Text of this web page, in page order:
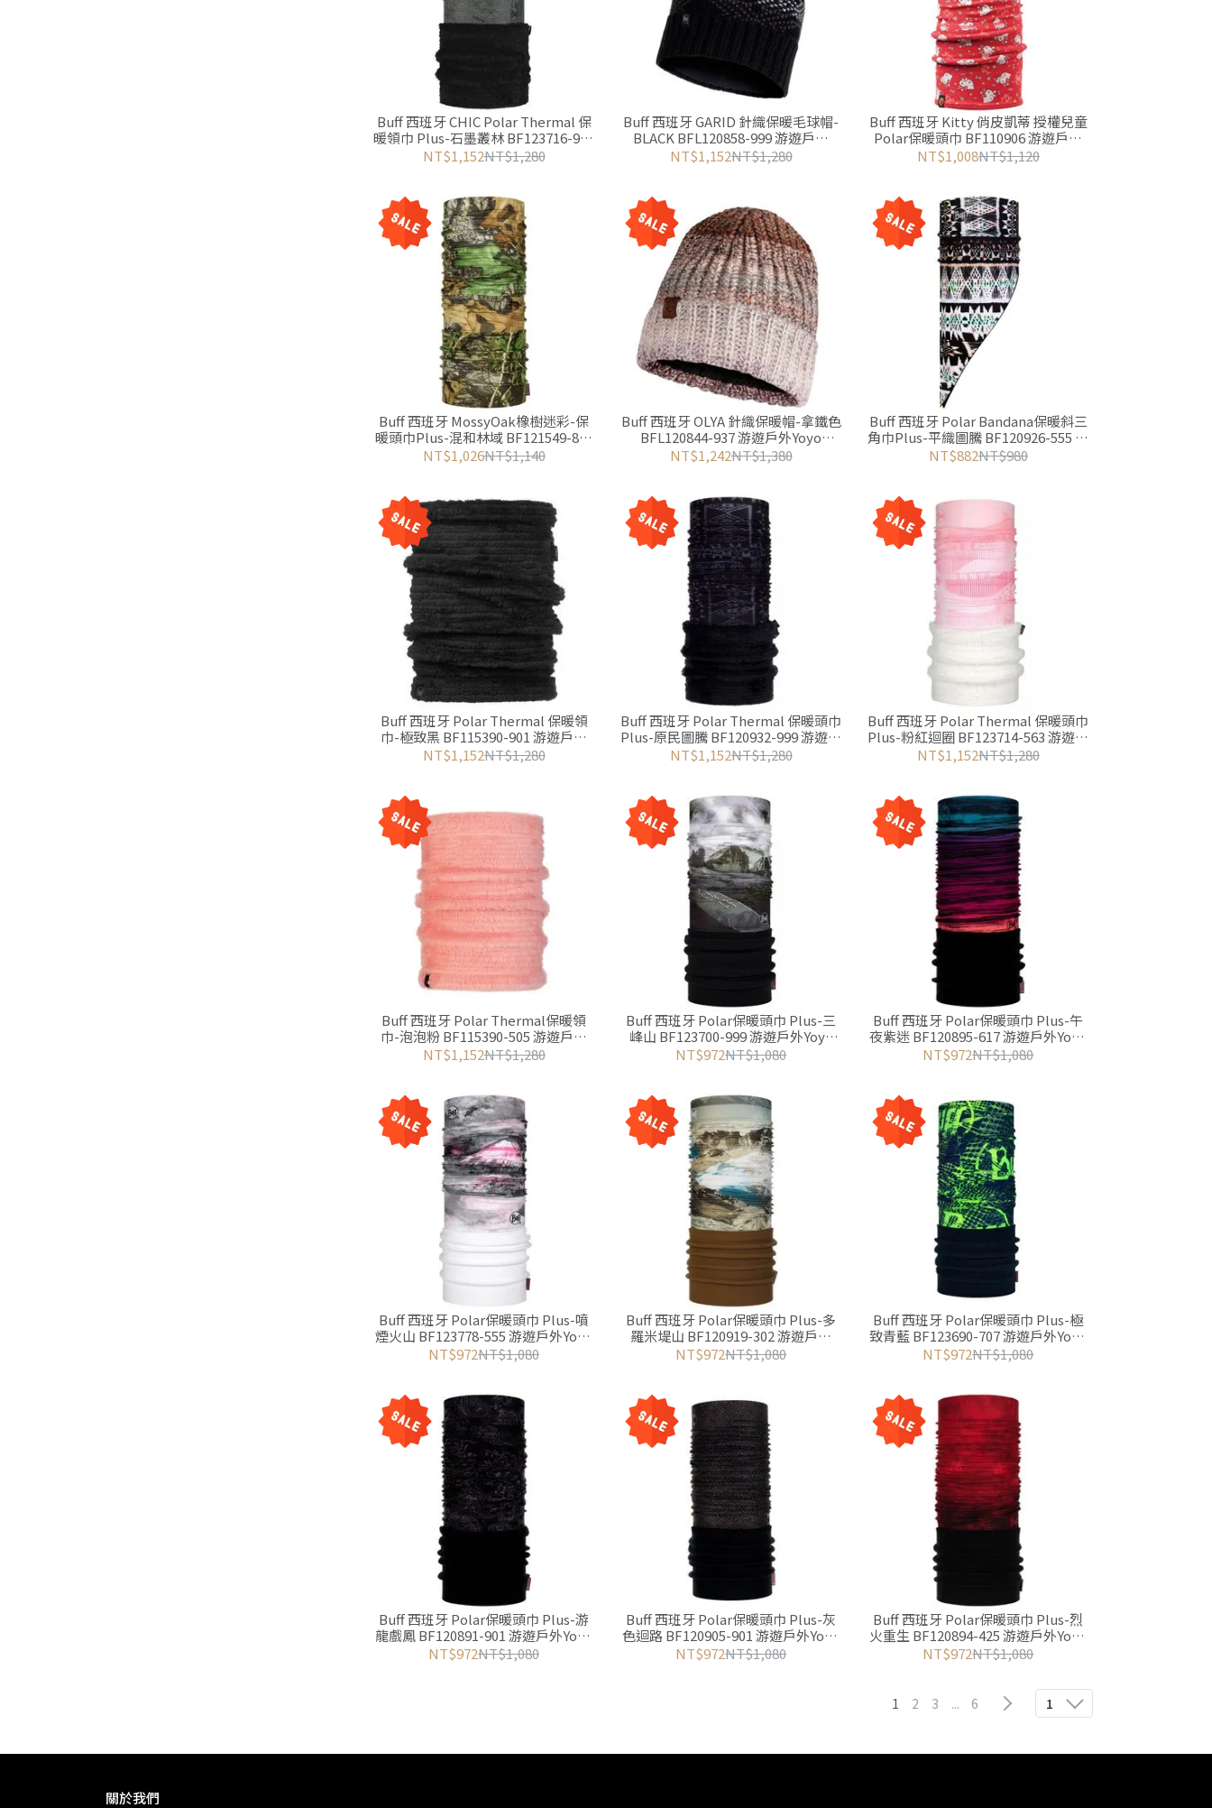
Buff 西班牙 CHIC Polar Thermal 保
暖領巾 Plus-石墨叢林 BF123716-999
游遊戶外Yoyo Outdoor
NT$1,152NT$1,280
Buff 西班牙 GARID 針織保暖毛球帽-
BLACK BFL120858-999 游遊戶外
Yoyo Outdoor
NT$1,152NT$1,280
Buff 西班牙 Kitty 俏皮凱蒂 授權兒童
Polar保暖頭巾 BF110906 游遊戶外
Yoyo Outdoor
NT$1,008NT$1,120
Buff 西班牙 MossyOak橡樹迷彩-保
暖頭巾Plus-混和林域 BF121549-809
游遊戶外Yoyo Outdoor
NT$1,026NT$1,140
Buff 西班牙 OLYA 針織保暖帽-拿鐵色
BFL120844-937 游遊戶外Yoyo
Outdoor
NT$1,242NT$1,380
Buff 西班牙 Polar Bandana保暖斜三
角巾Plus-平織圖騰 BF120926-555 游
遊戶外Yoyo Outdoor
NT$882NT$980
Buff 西班牙 Polar Thermal 保暖領
巾-極致黑 BF115390-901 游遊戶外
Yoyo Outdoor
NT$1,152NT$1,280
Buff 西班牙 Polar Thermal 保暖頭巾
Plus-原民圖騰 BF120932-999 游遊戶
外Yoyo Outdoor
NT$1,152NT$1,280
Buff 西班牙 Polar Thermal 保暖頭巾
Plus-粉紅迴圈 BF123714-563 游遊戶
外Yoyo Outdoor
NT$1,152NT$1,280
Buff 西班牙 Polar Thermal保暖領
巾-泡泡粉 BF115390-505 游遊戶外
Yoyo Outdoor
NT$1,152NT$1,280
Buff 西班牙 Polar保暖頭巾 Plus-三
峰山 BF123700-999 游遊戶外Yoyo
Outdoor
NT$972NT$1,080
Buff 西班牙 Polar保暖頭巾 Plus-午
夜紫迷 BF120895-617 游遊戶外Yoyo
Outdoor
NT$972NT$1,080
Buff 西班牙 Polar保暖頭巾 Plus-噴
煙火山 BF123778-555 游遊戶外Yoyo
Outdoor
NT$972NT$1,080
Buff 西班牙 Polar保暖頭巾 Plus-多
羅米堤山 BF120919-302 游遊戶外
Yoyo Outdoor
NT$972NT$1,080
Buff 西班牙 Polar保暖頭巾 Plus-極
致青藍 BF123690-707 游遊戶外Yoyo
Outdoor
NT$972NT$1,080
Buff 西班牙 Polar保暖頭巾 Plus-游
龍戲鳳 BF120891-901 游遊戶外Yoyo
Outdoor
NT$972NT$1,080
Buff 西班牙 Polar保暖頭巾 Plus-灰
色迴路 BF120905-901 游遊戶外Yoyo
Outdoor
NT$972NT$1,080
Buff 西班牙 Polar保暖頭巾 Plus-烈
火重生 BF120894-425 游遊戶外Yoyo
Outdoor
NT$972NT$1,080
1 2 3 ... 6 1
關於我們